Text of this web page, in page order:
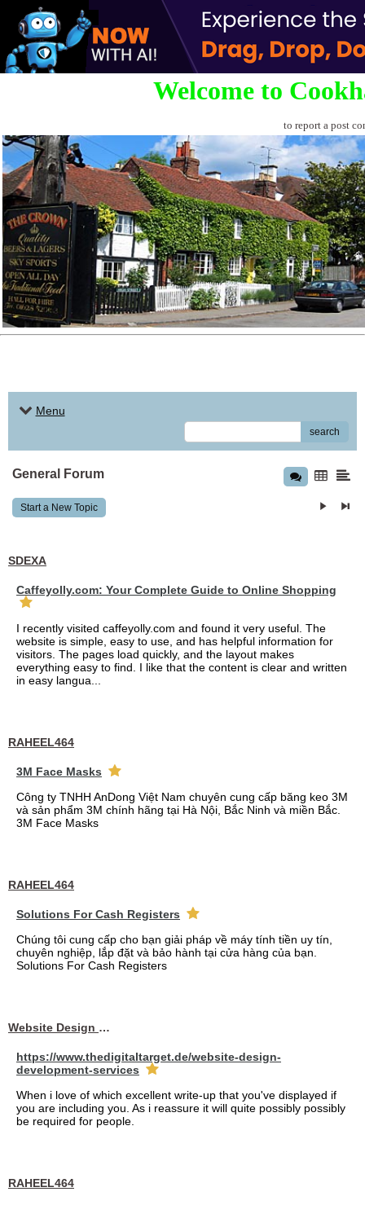
Welcome to
to report a post
Menu
search
General Forum
Start a New Topic
SDEXA
Caffeyolly.com: Your Complete Guide to Online Shopping
I recently visited caffeyolly.com and found it very useful. The
website is simple, easy to use, and has helpful information for
visitors. The pages load quickly, and the layout makes
everything easy to find. I like that the content is clear and written
in easy langua...
RAHEEL464
3M Face Masks
Công ty TNHH AnDong Việt Nam chuyên cung cấp băng keo 3M
và sản phẩm 3M chính hãng tại Hà Nội, Bắc Ninh và miền Bắc.
3M Face Masks
RAHEEL464
Solutions For Cash Registers
Chúng tôi cung cấp cho bạn giải pháp về máy tính tiền uy tín,
chuyên nghiệp, lắp đặt và bảo hành tại cửa hàng của bạn.
Solutions For Cash Registers
Website Design Services berin
https://www.thedigitaltarget.de/website-design-
development-services
When i love of which excellent write-up that you've displayed if
you are including you. As i reassure it will quite possibly possibly
be required for people.
RAHEEL464